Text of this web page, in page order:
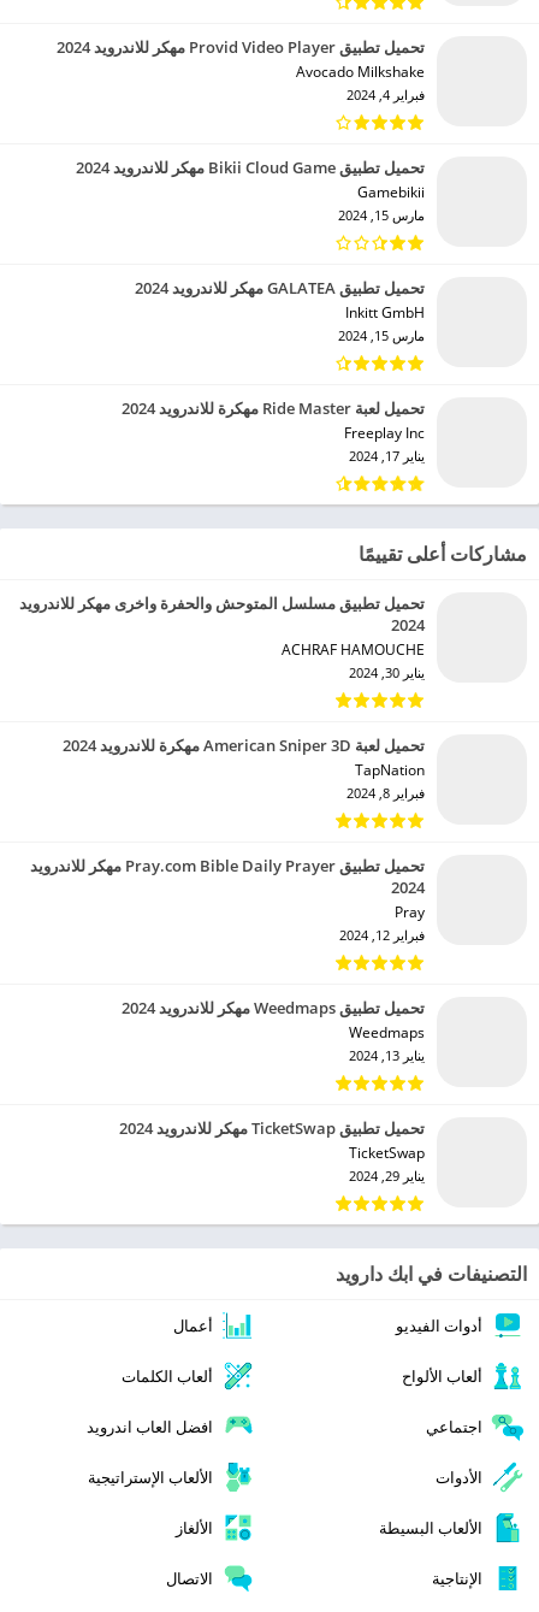
تحميل تطبيق Provid Video Player مهكر للاندرويد 2024
Avocado Milkshake‏
فبراير 4, 2024
تحميل تطبيق Bikii Cloud Game مهكر للاندرويد 2024
Gamebikii‏
مارس 15, 2024
تحميل تطبيق GALATEA مهكر للاندرويد 2024
Inkitt GmbH‏
مارس 15, 2024
تحميل لعبة Ride Master مهكرة للاندرويد 2024
Freeplay Inc‏
يناير 17, 2024
مشاركات أعلى تقييمًا
تحميل تطبيق مسلسل المتوحش والحفرة واخرى مهكر للاندرويد
2024
ACHRAF HAMOUCHE‏
يناير 30, 2024
تحميل لعبة American Sniper 3D مهكرة للاندرويد 2024
TapNation‏
فبراير 8, 2024
تحميل تطبيق Pray.com Bible Daily Prayer مهكر للاندرويد
2024
Pray‏
فبراير 12, 2024
تحميل تطبيق Weedmaps مهكر للاندرويد 2024
Weedmaps‏
يناير 13, 2024
تحميل تطبيق TicketSwap مهكر للاندرويد 2024
TicketSwap‏
يناير 29, 2024
التصنيفات في ابك دارويد
أدوات الفيديو أعمال
ألعاب الألواح ألعاب الكلمات
اجتماعي افضل العاب اندرويد
الأدوات الألعاب الإستراتيجية
الألعاب البسيطة الألغاز
الإنتاجية الاتصال